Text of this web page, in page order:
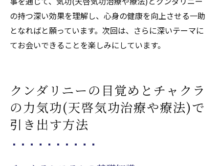
の持つ深い効果を理解し、心身の健康を向上させる一助
となればと願っています。次回は、さらに深いテーマに
てお会いできることを楽しみにしています。
クンダリニーの目覚めとチャクラ
の力気功(天啓気功治療や療法)で
引き出す方法